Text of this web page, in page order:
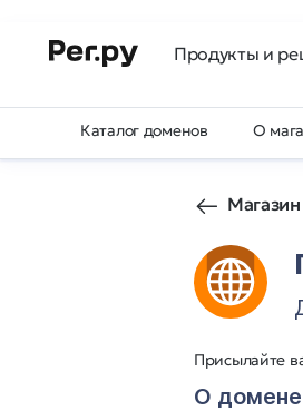
Продукты и
Каталог доменов О
Присылайте
О домене